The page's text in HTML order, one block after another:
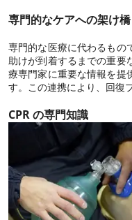
専門的なケアへの架け橋
専門的な医療に代わるもの
助けが到着するまでの重要
療専門家に重要な情報を提
す。この連携により、回復
CPR の専門知識